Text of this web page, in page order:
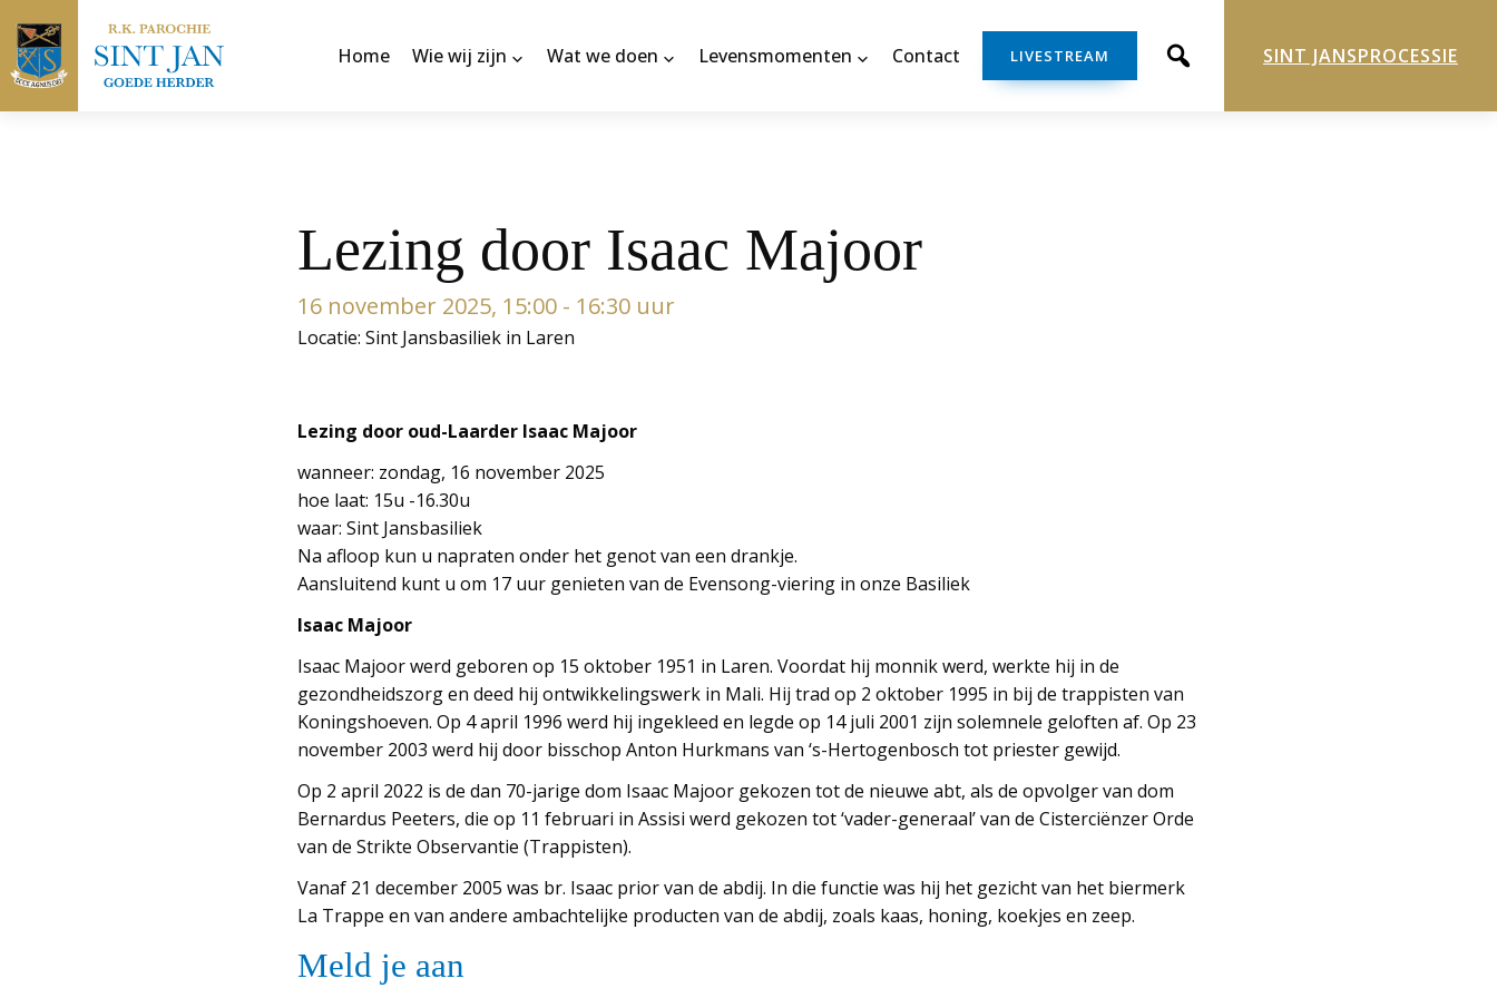
Home Wie wij zijn Wat we doen Levensmomenten Contact LIVESTREAM SINT JANSPROCESSIE
Lezing door Isaac Majoor
16 november 2025, 15:00 - 16:30 uur
Locatie: Sint Jansbasiliek in Laren
Lezing door oud-Laarder Isaac Majoor
wanneer: zondag, 16 november 2025
hoe laat: 15u -16.30u
waar: Sint Jansbasiliek
Na afloop kun u napraten onder het genot van een drankje.
Aansluitend kunt u om 17 uur genieten van de Evensong-viering in onze Basiliek
Isaac Majoor
Isaac Majoor werd geboren op 15 oktober 1951 in Laren. Voordat hij monnik werd, werkte hij in de
gezondheidszorg en deed hij ontwikkelingswerk in Mali. Hij trad op 2 oktober 1995 in bij de trappisten van
Koningshoeven. Op 4 april 1996 werd hij ingekleed en legde op 14 juli 2001 zijn solemnele geloften af. Op 23
november 2003 werd hij door bisschop Anton Hurkmans van ‘s-Hertogenbosch tot priester gewijd.
Op 2 april 2022 is de dan 70-jarige dom Isaac Majoor gekozen tot de nieuwe abt, als de opvolger van dom
Bernardus Peeters, die op 11 februari in Assisi werd gekozen tot ‘vader-generaal’ van de Cisterciënzer Orde
van de Strikte Observantie (Trappisten).
Vanaf 21 december 2005 was br. Isaac prior van de abdij. In die functie was hij het gezicht van het biermerk
La Trappe en van andere ambachtelijke producten van de abdij, zoals kaas, honing, koekjes en zeep.
Meld je aan